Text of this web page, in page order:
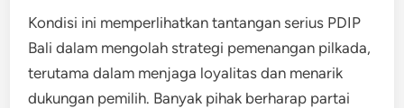
Kondisi ini memperlihatkan tantangan serius PDIP
Bali dalam mengolah strategi pemenangan pilkada,
terutama dalam menjaga loyalitas dan menarik
dukungan pemilih. Banyak pihak berharap partai